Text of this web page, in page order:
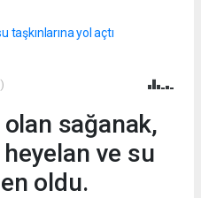
sağanak,
ve su
oldu.